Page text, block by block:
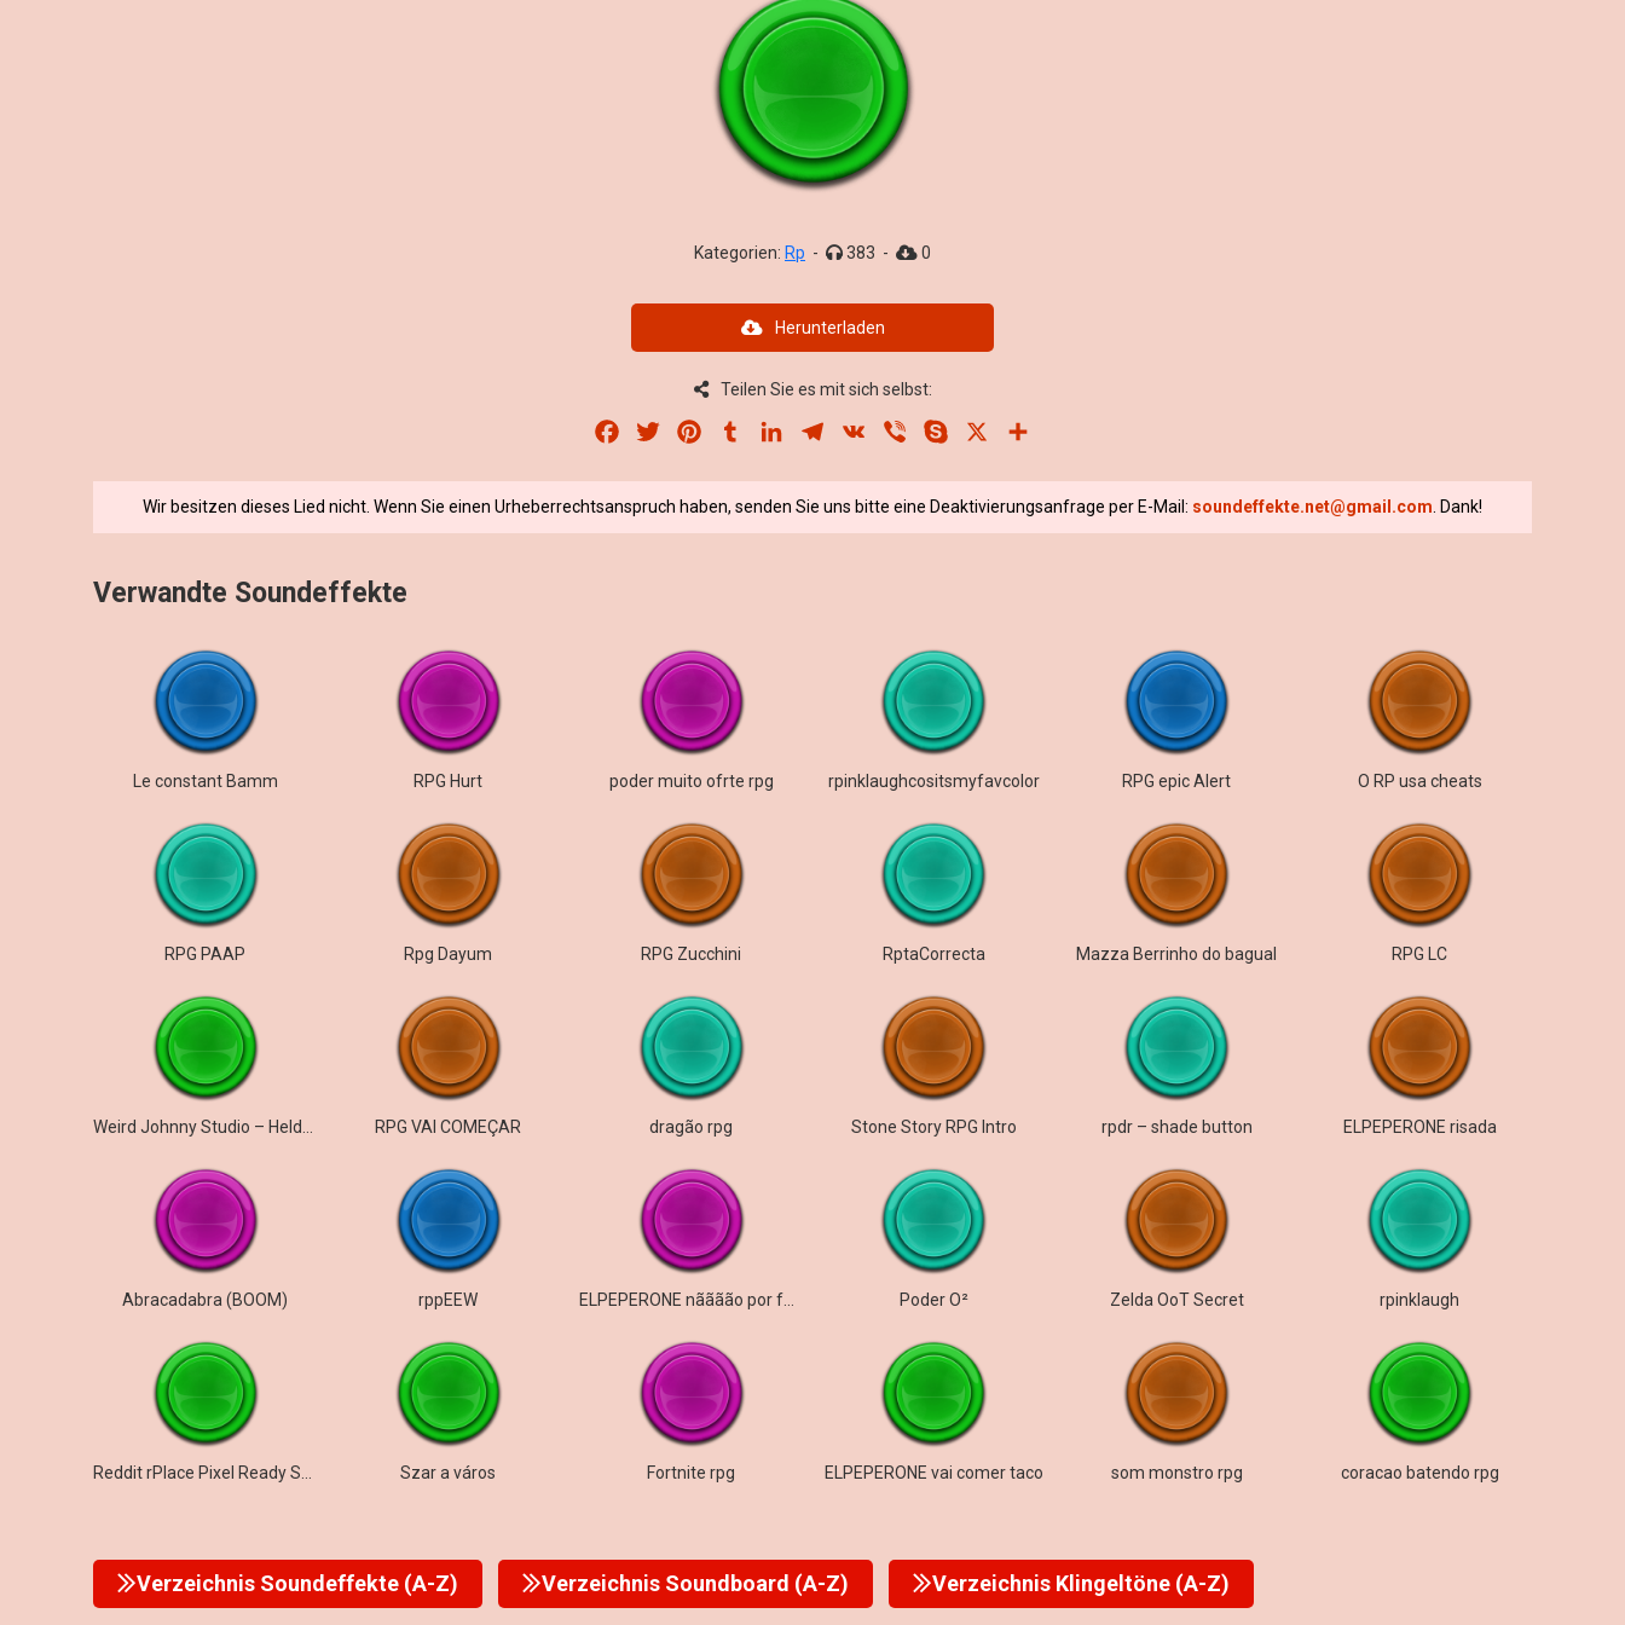
Kategorien: Rp - 383 - 0
Herunterladen
Teilen Sie es mit sich selbst:
Facebook
Twitter PinterestTumblrLinkedInTelegram
VK Viber Skype
Wir besitzen dieses Lied nicht. Wenn Sie einen Urheberrechtsanspruch haben, senden Sie uns bitte eine Deaktivierungsanfrage per E-Mail: soundeffekte.net@gmail.com . Dank!
Verwandte Soundeffekte
Le constant Bamm RPG Hurt poder muito ofrte rpg rpinklaughcositsmyfavcolor RPG epic Alert O RP usa cheats
RPG PAAP Rpg Dayum RPG Zucchini RptaCorrecta Mazza Berrinho do bagual RPG LC
RPG VAI COMEÇAR dragão rpg Stone Story RPG Intro rpdr – shade button ELPEPERONE risada
Abracadabra (BOOM) rppEEW ELPEPERONE nãããão por favor nãããão Poder O² Zelda OoT Secret rpinklaugh
Szar a város Fortnite rpg ELPEPERONE vai comer taco som monstro rpg coracao batendo rpg
Verzeichnis Soundeffekte (A-Z) Verzeichnis Soundboard (A-Z) Verzeichnis Klingeltöne (A-Z)